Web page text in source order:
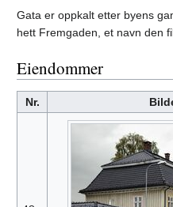
navigering
søk
Gata er oppkalt etter byens
hett Fremgaden, et navn den
Eiendommer
Nr.